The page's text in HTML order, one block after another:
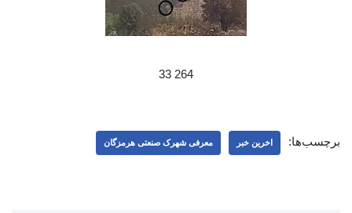
264 33
برچسب‌ها: اخرین خبر معرفی شهرک صنعتی هرمزگان